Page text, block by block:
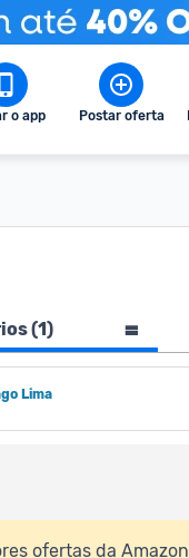
o app Postar oferta
(1)
Lima
ofertas da